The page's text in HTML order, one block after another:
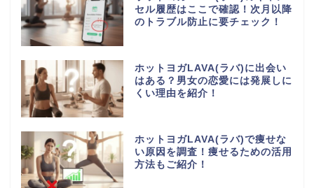
セル履歴はここで確認！次月以降
のトラブル防止に要チェック！
ホットヨガLAVA(ラバ)に出会い
はある？男女の恋愛には発展しに
くい理由を紹介！
ホットヨガLAVA(ラバ)で痩せな
い原因を調査！痩せるための活用
方法もご紹介！